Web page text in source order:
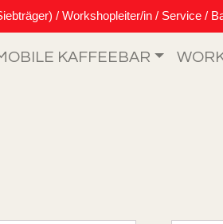
/ Workshopleiter/in / Service /
KAFFEEBAR